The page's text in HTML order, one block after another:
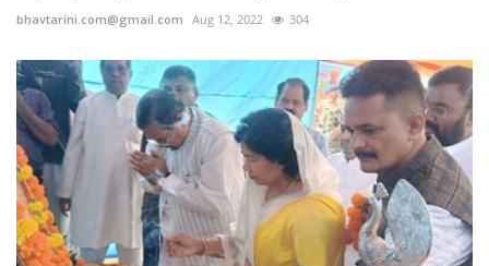
bhavtarini.com@gmail.com Aug 12, 2022 304